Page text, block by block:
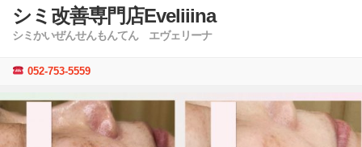
シミ改善専門店Eveliiina
シミかいぜんせんもんてん エヴェリーナ
052-753-5559